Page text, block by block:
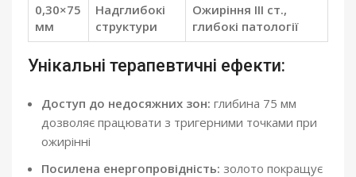
0,30×75
мм
Надглибокі
структури
Ожиріння III ст.,
глибокі патології
Унікальні терапевтичні ефекти:
Доступ до недосяжних зон: глибина 75 мм
дозволяє працювати з тригерними точками при
ожирінні
Посилена енергопровідність: золото покращує